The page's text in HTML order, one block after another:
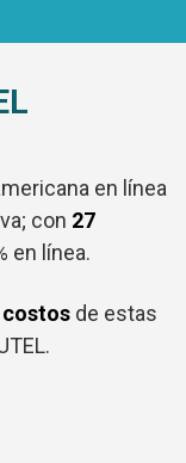
en línea
con 27
en línea.
de estas